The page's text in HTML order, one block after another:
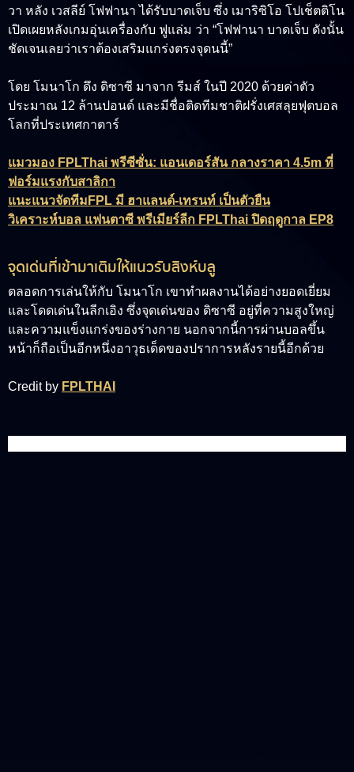
วา หลัง เวสลีย์ โฟฟานา ได้รับบาดเจ็บ ซึ่ง เมาริซิโอ โปเช็ตติโน
เปิดเผยหลังเกมอุ่นเครื่องกับ ฟูแล่ม ว่า “โฟฟานา บาดเจ็บ ดังนั้น
ชัดเจนเลยว่าเราต้องเสริมแกร่งตรงจุดนนี้”
โดย โมนาโก ดึง ดิซาซี มาจาก รีมส์ ในปี 2020 ด้วยค่าตัว
ประมาณ 12 ล้านปอนด์ และมีชื่อติดทีมชาติฝรั่งเศสลุยฟุตบอล
โลกที่ประเทศกาตาร์
แมวมอง FPLThai พรีซีซั่น: แอนเดอร์สัน กลางราคา 4.5m ที่
ฟอร์มแรงกับสาลิกา
แนะแนวจัดทีมFPL มี ฮาแลนด์-เทรนท์ เป็นตัวยืน
วิเคราะห์บอล แฟนตาซี พรีเมียร์ลีก FPLThai ปิดฤดูกาล EP8
จุดเด่นที่เข้ามาเติมให้แนวรับสิงห์บลู
ตลอดการเล่นให้กับ โมนาโก เขาทำผลงานได้อย่างยอดเยี่ยม
และโดดเด่นในลีกเอิง ซึ่งจุดเด่นของ ดิซาซี อยู่ที่ความสูงใหญ่
และความแข็งแกร่งของร่างกาย นอกจากนี้การผ่านบอลขึ้น
หน้าก็ถือเป็นอีกหนึ่งอาวุธเด็ดของปราการหลังรายนี้อีกด้วย
Credit by FPLTHAI